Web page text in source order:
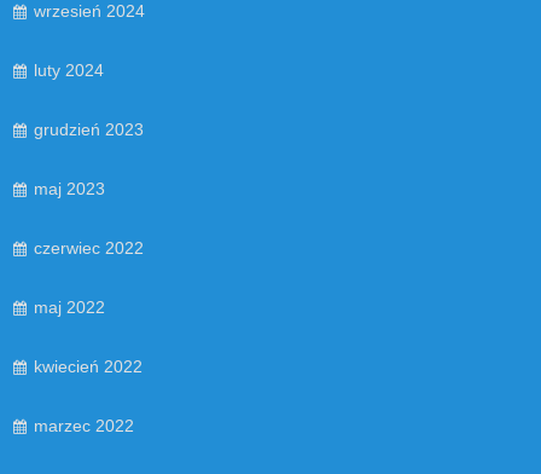
wrzesień 2024
luty 2024
grudzień 2023
maj 2023
czerwiec 2022
maj 2022
kwiecień 2022
marzec 2022